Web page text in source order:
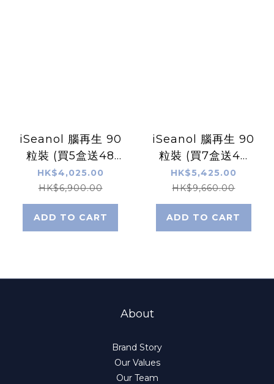
iSeanol 腦再生 90
粒裝 (買5盒送48
粒)
HK$4,025.00
HK$6,900.00
ADD TO CART
iSeanol 腦再生 90
粒裝 (買7盒送48
粒)
HK$5,425.00
HK$9,660.00
ADD TO CART
About
Brand Story
Our Values
Our Team